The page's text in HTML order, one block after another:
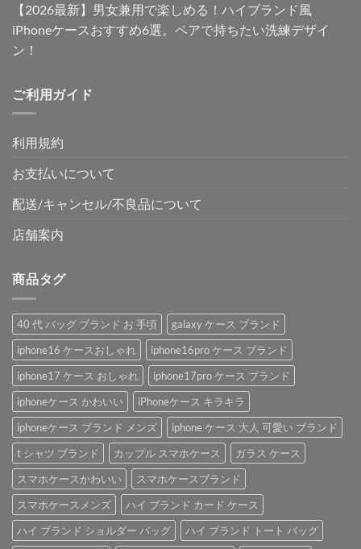
【2026最新】男女兼用で楽しめる！ハイブランド風
iPhoneケースおすすめ6選。ペアで持ちたい洗練デザイ
ン！
ご利用ガイド
利用規約
お支払いについて
配送/キャンセル/不良品について
店舗案内
商品タグ
40 代 バッグ ブランド お 手頃
galaxy ケース ブランド
iphone16 ケースおしゃれ
iphone16pro ケース ブランド
iphone17 ケース おしゃれ
iphone17pro ケース ブランド
iphoneケース かわいい
iPhoneケース キラキラ
iphoneケース ブランド メンズ
iphone ケース 大人 可愛い ブランド
t シャツ ブランド
カップル スマホケース
ガラス ケース
スマホケースかわいい
スマホケースブランド
スマホケースメンズ
ハイ ブランド カード ケース
ハイ ブランド ショルダー バッグ
ハイ ブランド トート バッグ